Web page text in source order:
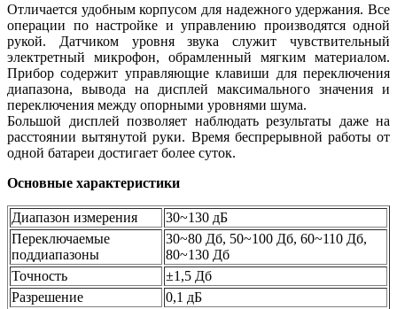
Отличается удобным корпусом для надежного удержания. Все
операции по настройке и управлению производятся одной
рукой. Датчиком уровня звука служит чувствительный
электретный микрофон, обрамленный мягким материалом.
Прибор содержит управляющие клавиши для переключения
диапазона, вывода на дисплей максимального значения и
переключения между опорными уровнями шума.
Большой дисплей позволяет наблюдать результаты даже на
расстоянии вытянутой руки. Время беспрерывной работы от
одной батареи достигает более суток.
Основные характеристики
Диапазон измерения
30~130 дБ
Переключаемые
поддиапазоны
30~80 Дб, 50~100 Дб, 60~110 Дб,
80~130 Дб
Точность
±1,5 Дб
Разрешение
0,1 дБ